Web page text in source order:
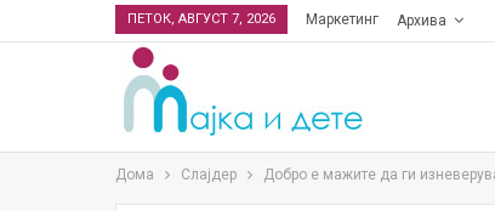
ПЕТОК, АВГУСТ 7, 2026 Маркетинг Архива
Дома Слајдер Добро е мажите да ги